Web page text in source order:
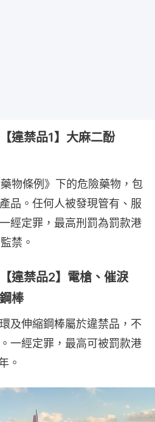
違禁品1】大麻二酚
物條例》下的危險藥物，包
品。任何人被發現管有、服
經定罪，最高刑罰為罰款港
禁。
違禁品2】電槍、催淚
棒
及伸縮鋼棒屬於違禁品，不
一經定罪，最高可被罰款港
。